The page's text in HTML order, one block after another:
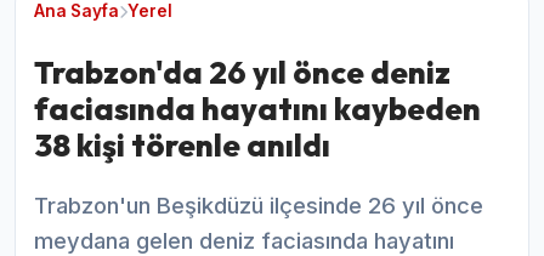
Ana Sayfa Yerel
Trabzon'da 26 yıl önce deniz
faciasında hayatını kaybeden
38 kişi törenle anıldı
Trabzon'un Beşikdüzü ilçesinde 26 yıl önce
meydana gelen deniz faciasında hayatını